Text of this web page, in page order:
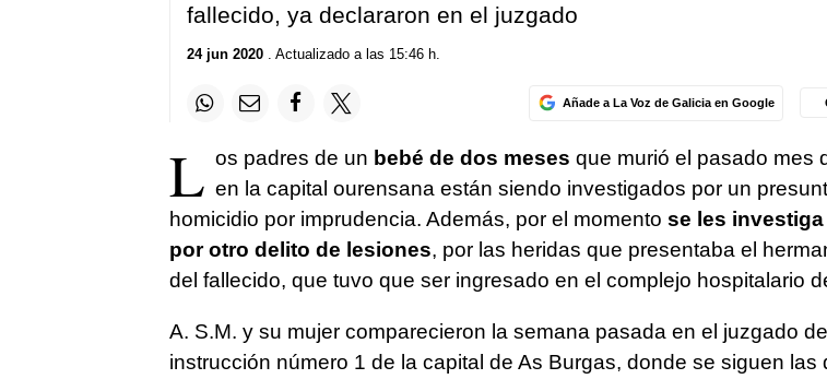
fallecido, ya declararon en el juzgado
24 jun 2020. Actualizado a las 15:46 h.
Añade a La Voz de Galicia en Google
L os padres de un bebé de dos meses que murió el pasado mes
en la capital ourensana están siendo investigados por un
homicidio por imprudencia. Además, por el momento se les
por otro delito de lesiones, por las heridas que presentaba el
del fallecido, que tuvo que ser ingresado en el complejo hospitalario
A. S.M. y su mujer comparecieron la semana pasada en el juzgado de
instrucción número 1 de la capital de As Burgas, donde se siguen las